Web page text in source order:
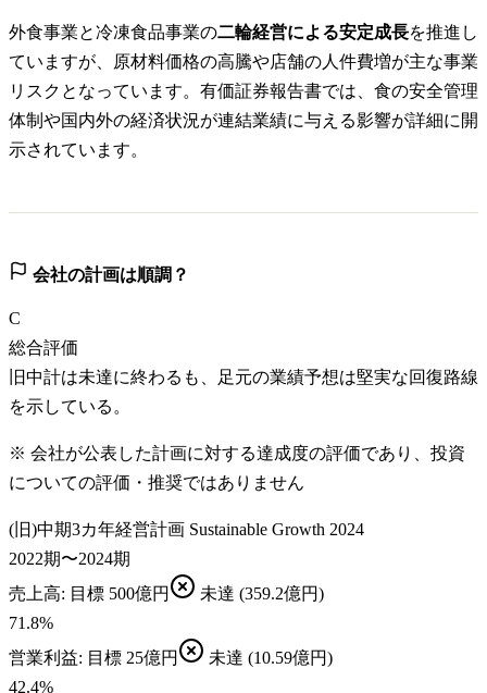
外食事業と冷凍食品事業の二輪経営による安定成長を推進し
ていますが、原材料価格の高騰や店舗の人件費増が主な事業
リスクとなっています。有価証券報告書では、食の安全管理
体制や国内外の経済状況が連結業績に与える影響が詳細に開
示されています。
会社の計画は順調？
C
総合評価
旧中計は未達に終わるも、足元の業績予想は堅実な回復路線
を示している。
※ 会社が公表した計画に対する達成度の評価であり、投資
についての評価・推奨ではありません
(旧)中期3カ年経営計画 Sustainable Growth 2024
2022期〜2024期
売上高: 目標 500億円 未達 (359.2億円)
71.8%
営業利益: 目標 25億円 未達 (10.59億円)
42.4%